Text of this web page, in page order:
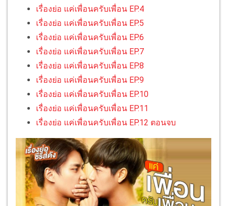
เรื่องย่อ แค่เพื่อนครับเพื่อน EP.4
เรื่องย่อ แค่เพื่อนครับเพื่อน EP.5
เรื่องย่อ แค่เพื่อนครับเพื่อน EP.6
เรื่องย่อ แค่เพื่อนครับเพื่อน EP.7
เรื่องย่อ แค่เพื่อนครับเพื่อน EP.8
เรื่องย่อ แค่เพื่อนครับเพื่อน EP.9
เรื่องย่อ แค่เพื่อนครับเพื่อน EP.10
เรื่องย่อ แค่เพื่อนครับเพื่อน EP.11
เรื่องย่อ แค่เพื่อนครับเพื่อน EP.12 ตอนจบ